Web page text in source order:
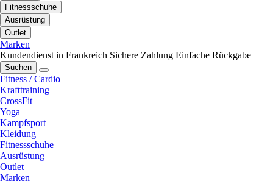
Fitnessschuhe
Ausrüstung
Outlet
Marken
Kundendienst in Frankreich Sichere Zahlung Einfache Rückgabe
Suchen
Fitness / Cardio
Krafttraining
CrossFit
Yoga
Kampfsport
Kleidung
Fitnessschuhe
Ausrüstung
Outlet
Marken